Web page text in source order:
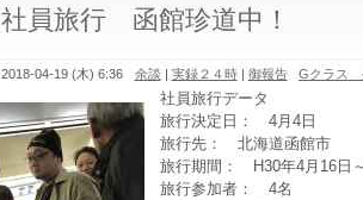
社員旅行 函館珍道中！
2018-04-19 (木) 6:36 余談 | 実録２４時| 御報告 Gクラス
社員旅行データ
旅行決定日： 4月4日
旅行先： 北海道函館市
旅行期間： H30年4月16日
旅行参加者： 4名